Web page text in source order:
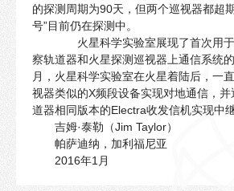
的探测周期为90天，但两个巡视器都超
号”目前仍在探测中。
火星科学实验室展现了首次用于
察轨道器和火星探测巡视器上通信系统
月，火星科学实验室在火星着陆后，一
视器类似的X频段设备实现对地通信，并
道器相同版本的Electra收发信机实现中继
吉姆·泰勒（Jim Taylor）
帕萨迪纳，加利福尼亚
2016年1月